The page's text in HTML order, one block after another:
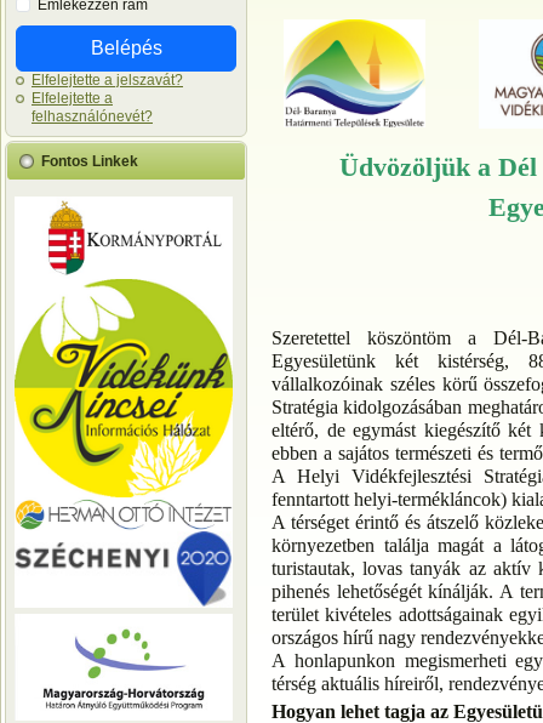
Emlékezzen rám
Belépés
Elfelejtette a jelszavát?
Elfelejtette a
felhasználónevét?
Fontos Linkek
Üdvözöljük a
Szeretettel köszöntöm a Dél-
Egyesületünk két kistérség,
vállalkozóinak széles körű
Stratégia kidolgozásában
eltérő, de egymást kiegészítő két
ebben a sajátos természeti és
A Helyi Vidékfejlesztési
fenntartott helyi-termékláncok)
A térséget érintő és átszelő
környezetben találja magát a
turistautak, lovas tanyák az aktív
pihenés lehetőségét kínálják. A
terület kivételes adottságainak
országos hírű nagy
A honlapunkon megismerheti
térség aktuális híreiről,
Hogyan lehet tagja az